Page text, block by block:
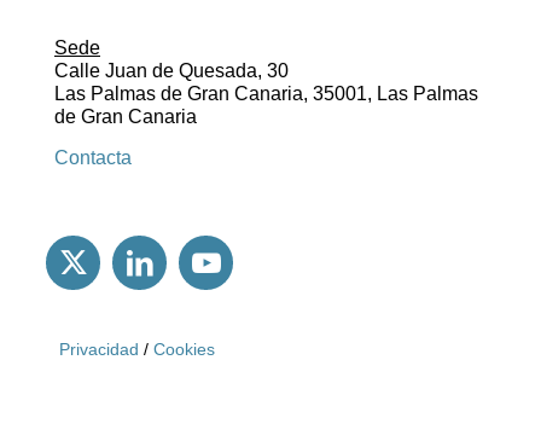
Sede
Calle Juan de Quesada, 30
Las Palmas de Gran Canaria, 35001, Las Palmas
de Gran Canaria
Contacta
Privacidad / Cookies